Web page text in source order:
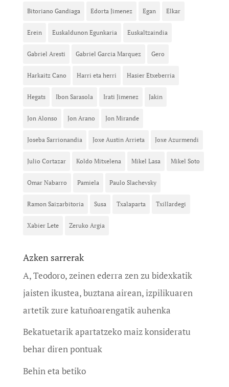
Bitoriano Gandiaga Edorta Jimenez Egan Elkar
Erein Euskaldunon Egunkaria Euskaltzaindia
Gabriel Aresti Gabriel Garcia Marquez Gero
Harkaitz Cano Harri eta herri Hasier Etxeberria
Hegats Ibon Sarasola Irati Jimenez Jakin
Jon Alonso Jon Arano Jon Mirande
Joseba Sarrionandia Joxe Austin Arrieta Joxe Azurmendi
Julio Cortazar Koldo Mitxelena Mikel Lasa Mikel Soto
Omar Nabarro Pamiela Paulo Slachevsky
Ramon Saizarbitoria Susa Txalaparta Txillardegi
Xabier Lete Zeruko Argia
Azken sarrerak
A, Teodoro, zeinen ederra zen zu bidexkatik
jaisten ikustea, buztana airean, izpilikuaren
artetik zure katuñoarengatik auhenka
Bekatuetarik apartatzeko maiz konsideratu
behar diren pontuak
Behin eta betiko